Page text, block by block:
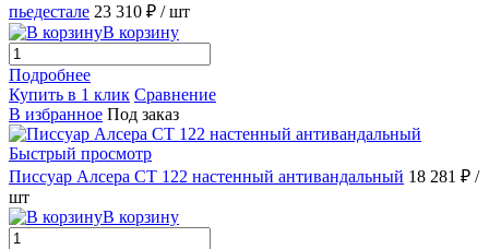
пьедестале 23 310 ₽ / шт
В корзину
Подробнее
Купить в 1 клик Сравнение
В избранное Под заказ
Быстрый просмотр
Писсуар Алсера СТ 122 настенный антивандальный 18 281 ₽ /
шт
В корзину